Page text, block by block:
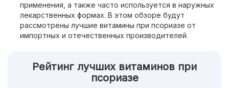
применения, а также часто используется в наружных
лекарственных формах. В этом обзоре будут
рассмотрены лучшие витамины при псориазе от
импортных и отечественных производителей.
Рейтинг лучших витаминов при
псориазе